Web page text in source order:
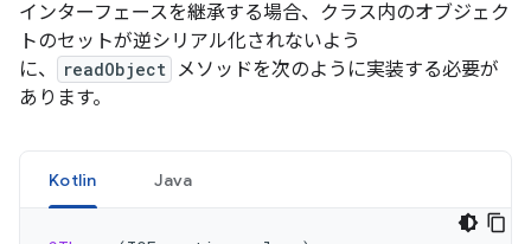
インターフェースを継承する場合、クラス内のオブジェク
トのセットが逆シリアル化されないよう
に、
readObject メソッドを次のように実装する必要が
あります。
Kotlin Java